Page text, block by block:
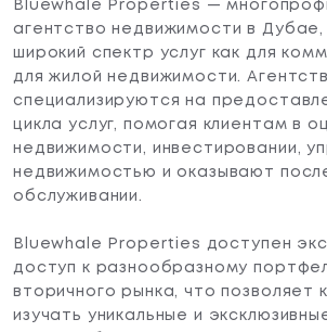
Bluewhale Properties —
агентство недвижимости в
широкий спектр услуг как для
для жилой недвижимости.
специализируются на
цикла услуг, помогая клиентам в
недвижимости, инвестировании,
недвижимостью и оказывают
обслуживании.
Bluewhale Properties доступен
доступ к разнообразному
вторичного рынка, что позволяет
изучать уникальные и